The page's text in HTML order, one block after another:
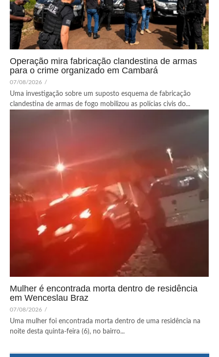
Operação mira fabricação clandestina de armas
para o crime organizado em Cambará
07/08/2026 /
Uma investigação sobre um suposto esquema de fabricação
clandestina de armas de fogo mobilizou as polícias civis do...
Mulher é encontrada morta dentro de residência
em Wenceslau Braz
07/08/2026 /
Uma mulher foi encontrada morta dentro de uma residência na
noite desta quinta-feira (6), no bairro...